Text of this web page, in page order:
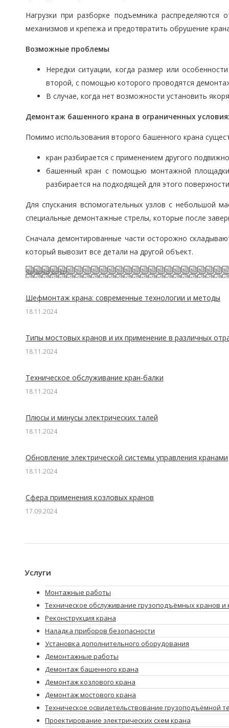
Нагрузки при разборке подъемника
механизмов и крепежа и предотвратить обрушение
Возможные проблемы
Нередки ситуации, когда размер или
второй, с помощью которого проводятся
В случае, когда нет возможности установить
Демонтаж башенного крана в ограниченных
Помимо использования второго башенного крана
кран разбирается с применением другого
башенный кран с помощью монтажной
разбирается на подходящей для этого
Для спускания вспомогательных узлов с небольшой
специальные демонтажные стрелы, которые после
Сначала демонтированные части осторожно
который вывозит все детали на другой объект.
Related posts
Шефмонтаж крана: современные технологии и методы
18.11.2024
Типы мостовых кранов и их применение в различных
18.11.2024
Техническое обслуживание кран-балки
18.11.2024
Плюсы и минусы электрических талей
18.11.2024
Обновление электрической системы управления кранами
18.11.2024
Сфера применения козловых кранов
17.09.2024
Услуги
Монтажные работы
Техническое обслуживание грузоподъёмных кранов и
Реконструкция крана
Наладка приборов безопасности
Установка дополнительного оборудования
Демонтажные работы
Демонтаж башенного крана
Демонтаж козлового крана
Демонтаж мостового крана
Техническое освидетельствование грузоподъёмной
Проектирование электрических схем крана